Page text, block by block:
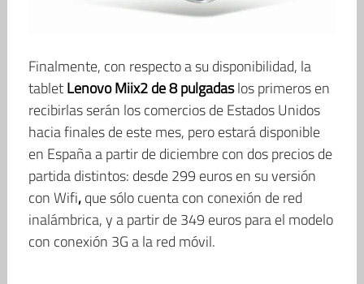
Finalmente, con respecto a su disponibilidad, la
tabletLenovo Miix2 de 8 pulgadaslos primeros en
recibirlas serán los comercios de Estados Unidos
hacia finales de este mes, pero estará disponible
en España a partir de diciembre con dos precios de
partida distintos: desde 299 euros en su versión
con Wifi,que sólo cuenta con conexión de red
inalámbrica, y a partir de 349 euros para el modelo
con conexión 3G a la red móvil.